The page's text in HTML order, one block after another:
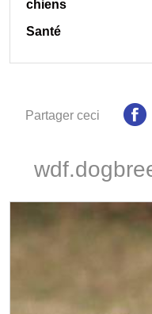
chiens
Santé
Partager ceci